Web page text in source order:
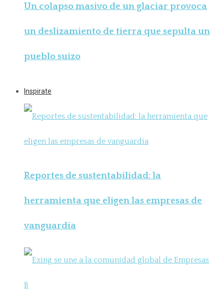
Un colapso masivo de un glaciar provoca
un deslizamiento de tierra que sepulta un
pueblo suizo
Inspirate
Reportes de sustentabilidad: la
herramienta que eligen las empresas de
vanguardia